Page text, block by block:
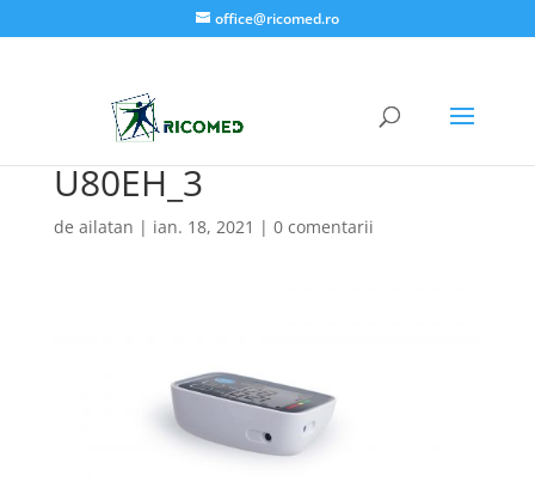
office@ricomed.ro
U80EH_3
de ailatan | ian. 18, 2021 | 0 comentarii